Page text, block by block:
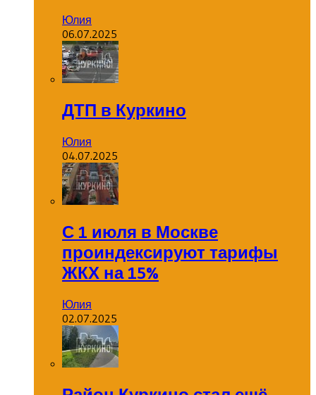
Юлия
06.07.2025
ДТП в Куркино
Юлия
04.07.2025
С 1 июля в Москве
проиндексируют тарифы
ЖКХ на 15%
Юлия
02.07.2025